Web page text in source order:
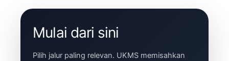
Mulai dari sini
Pilih jalur paling relevan. UKMS memisahkan